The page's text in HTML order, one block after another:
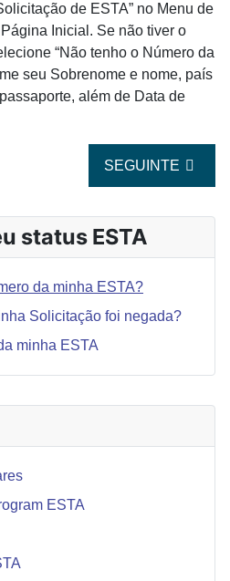
ESTA
de ESTA” no Menu de
Inicial. Se não tiver o
“Não tenho o Número da
seu Sobrenome e nome, país
além de Data de
ARTIGO
SEGUINTE
status ESTA
da minha ESTA?
Solicitação foi negada?
minha ESTA